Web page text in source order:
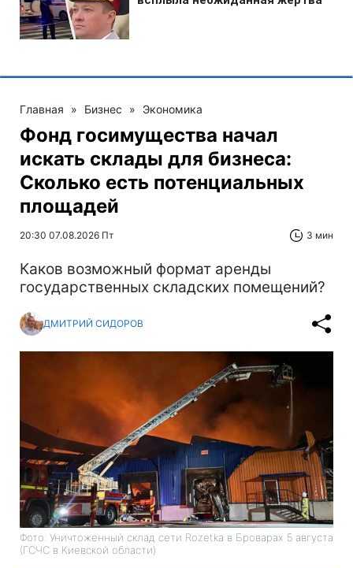
Главная » Бизнес » Экономика
Фонд госимущества начал
искать склады для бизнеса:
Сколько есть потенциальных
площадей
20:30 07.08.2026 Пт 3 мин
Каков возможный формат аренды
государственных складских помещений?
ДМИТРИЙ СИДОРОВ
Фото: Уничтоженный склад сети Rozetka в Броварах 5 августа
(ГСЧС в Киевской области)